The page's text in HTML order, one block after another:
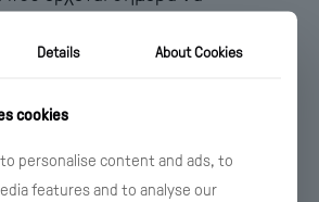
ιδιαιτέρως δύσκολη περίοδο
το όραμά μας να
ένα νέο πρότυπο φιλοξενίας
μέχρι πρόσφατα, δεν
Details About Cookies
cookies
personalise content and ads, to
features and to analyse our